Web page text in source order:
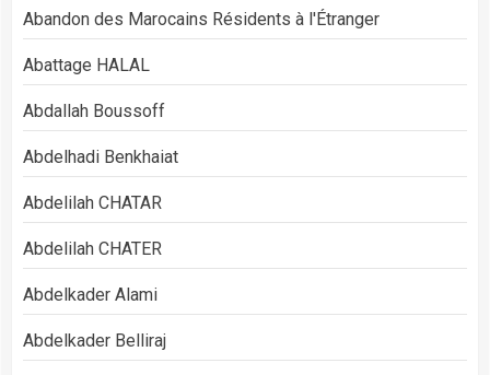
Abandon des Marocains Résidents à l'Étranger
Abattage HALAL
Abdallah Boussoff
Abdelhadi Benkhaiat
Abdelilah CHATAR
Abdelilah CHATER
Abdelkader Alami
Abdelkader Belliraj